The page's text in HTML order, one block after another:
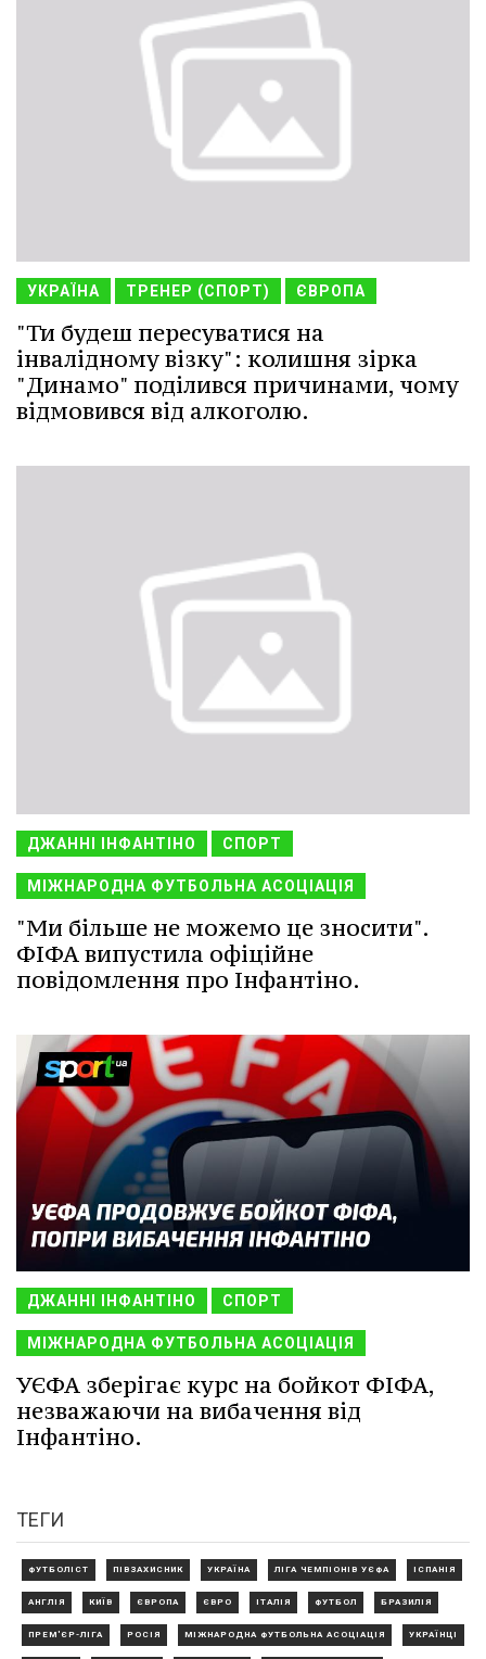
УКРАЇНА ТРЕНЕР (СПОРТ) ЄВРОПА
"Ти будеш пересуватися на
інвалідному візку": колишня зірка
"Динамо" поділився причинами, чому
відмовився від алкоголю.
ДЖАННІ ІНФАНТІНО СПОРТ
МІЖНАРОДНА ФУТБОЛЬНА АСОЦІАЦІЯ
"Ми більше не можемо це зносити".
ФІФА випустила офіційне
повідомлення про Інфантіно.
ДЖАННІ ІНФАНТІНО СПОРТ
МІЖНАРОДНА ФУТБОЛЬНА АСОЦІАЦІЯ
УЄФА зберігає курс на бойкот ФІФА,
незважаючи на вибачення від
Інфантіно.
ТЕГИ
ФУТБОЛІСТ ПІВЗАХИСНИК УКРАЇНА ЛІГА ЧЕМПІОНІВ УЄФА ІСПАНІЯ
АНГЛІЯ КИЇВ ЄВРОПА ЄВРО ІТАЛІЯ ФУТБОЛ БРАЗИЛІЯ
ПРЕМ'ЄР-ЛІГА РОСІЯ МІЖНАРОДНА ФУТБОЛЬНА АСОЦІАЦІЯ УКРАЇНЦІ